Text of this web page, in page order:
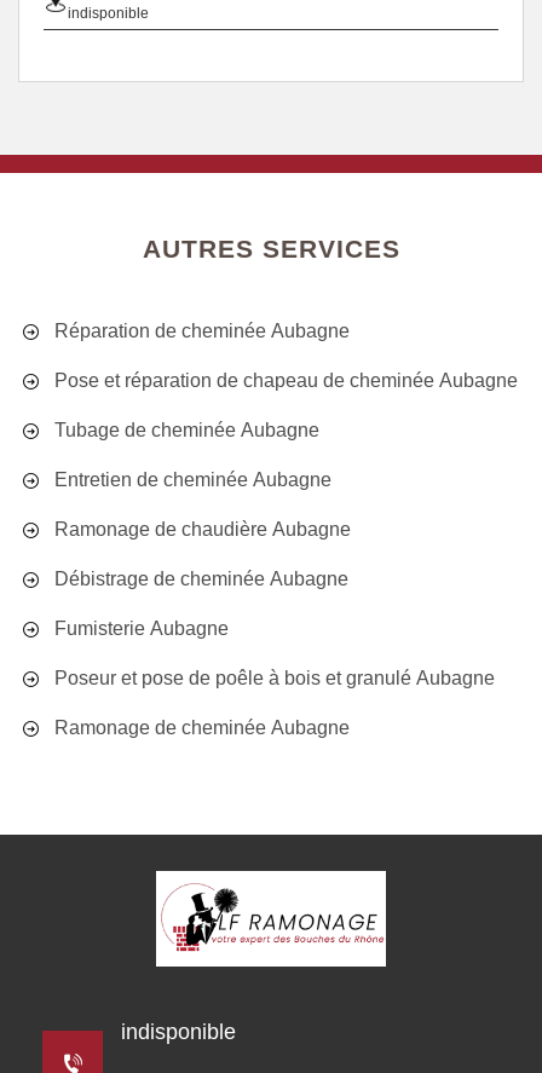
indisponible
AUTRES SERVICES
Réparation de cheminée Aubagne
Pose et réparation de chapeau de cheminée Aubagne
Tubage de cheminée Aubagne
Entretien de cheminée Aubagne
Ramonage de chaudière Aubagne
Débistrage de cheminée Aubagne
Fumisterie Aubagne
Poseur et pose de poêle à bois et granulé Aubagne
Ramonage de cheminée Aubagne
indisponible